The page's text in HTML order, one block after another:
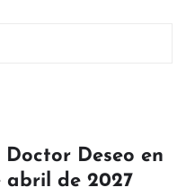
Deseo en
abril de 2027